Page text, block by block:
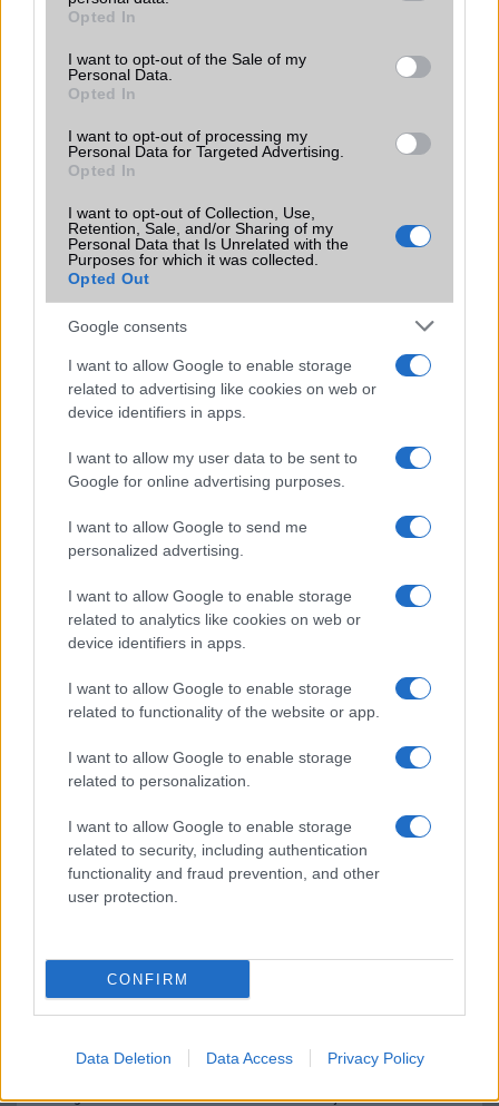
grant or deny consent to Google and its third-party tags to
use your data for below specified purposes in below Google
consent section.
Opted In
I want to opt-out of the Sale of my
Personal Data.
Opted In
I want to opt-out of processing my
Personal Data for Targeted Advertising.
Opted In
I want to opt-out of Collection, Use,
Retention, Sale, and/or Sharing of my
Personal Data that Is Unrelated with the
Purposes for which it was collected.
Opted Out
Google consents
I want to allow Google to enable storage
related to advertising like cookies on web or
device identifiers in apps.
I want to allow my user data to be sent to
Google for online advertising purposes.
I want to allow Google to send me
personalized advertising.
I want to allow Google to enable storage
related to analytics like cookies on web or
device identifiers in apps.
I want to allow Google to enable storage
related to functionality of the website or app.
I want to allow Google to enable storage
related to personalization.
I want to allow Google to enable storage
related to security, including authentication
functionality and fraud prevention, and other
user protection.
CONFIRM
Data Deletion Data Access Privacy Policy
Motorola
Samsung
Xiaomi
ZTE
Mennyibe kerül
Keressen a telefonboltok ajánlatai között!
TELEFONOK GYORSLISTA
Márka :
Feliratkozás a Telefonguru ingyenes hírlevelére
Elfogadom azAdatvédelmi és Adatkezelési TájékoztatótEzt a